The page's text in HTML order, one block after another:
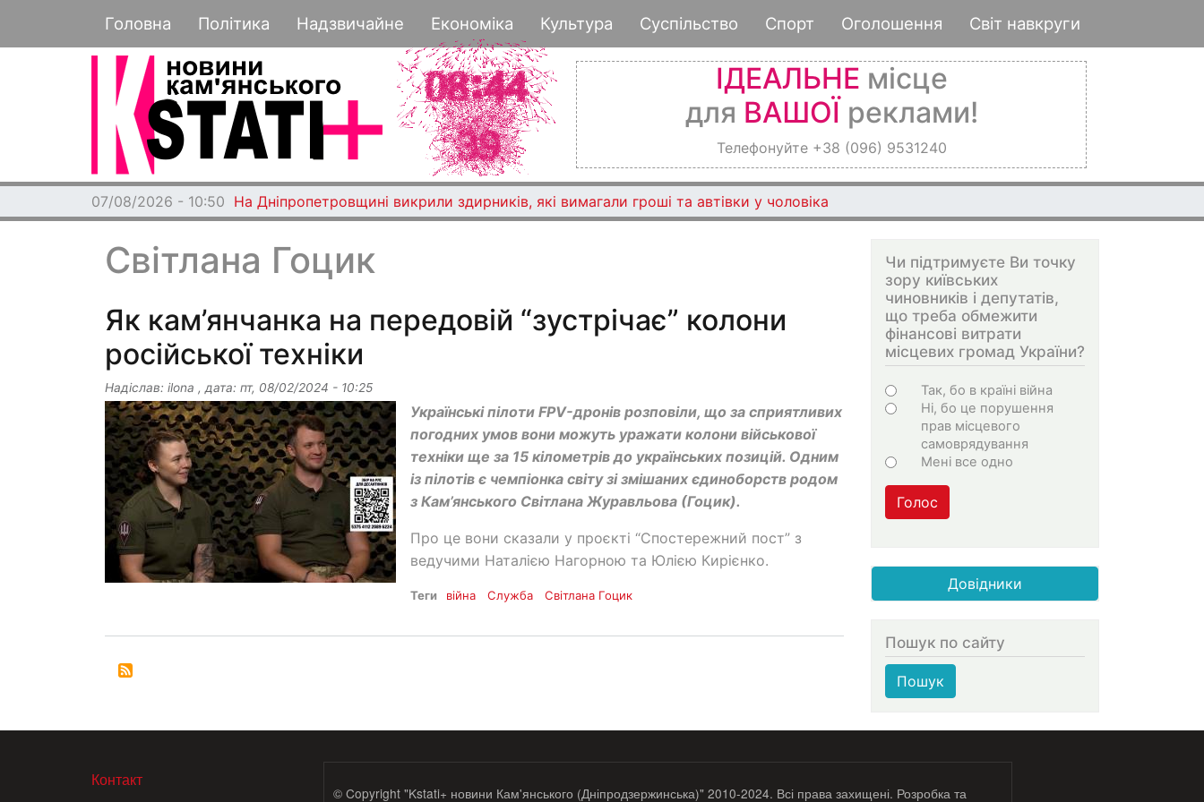
до
основного
Основная навигация
Головна Політика Надзвичайне Економіка Культура Суспільство Спорт Оголошення Світ навкруги
ІДЕАЛЬНЕ місце
для ВАШОЇ реклами!
Телефонуйте +38 (096) 9531240
07/08/2026 - 10:50 На Дніпропетровщині викрили здирників, які вимагали гроші та автівки у чоловіка
Світлана Гоцик
Як кам’янчанка на передовій “зустрічає” колони
російської техніки
Надіслав: ilona , дата: пт, 08/02/2024 - 10:25
Українські пілоти FPV-дронів розповіли, що за сприятливих
погодних умов вони можуть уражати колони військової
техніки ще за 15 кілометрів до українських позицій. Одним
із пілотів є чемпіонка світу зі змішаних єдиноборств родом
з Кам’янського Світлана Журавльова (Гоцик).
Про це вони сказали у проєкті “Спостережний пост” з
ведучими Наталією Нагорною та Юлією Кирієнко.
Теги війна Служба Світлана Гоцик
Чи підтримуєте Ви точку
зору київських
чиновників і депутатів,
що треба обмежити
фінансові витрати
місцевих громад України?
Варіанти
Так, бо в країні війна
Ні, бо це порушення
прав місцевого
самоврядування
Мені все одно
Голос
Довідники
Пошук по сайту
Пошук
МЕНЮ В ПОДВАЛЕ
Контакт
© Copyright "Kstati+ новини Кам'янського (Дніпродзержинська)" 2010-2024. Всі права захищені. Розробка та